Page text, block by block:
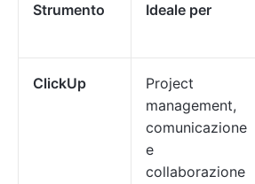
Strumento Ideale per
ClickUp
Project
management,
comunicazione
e
collaborazione